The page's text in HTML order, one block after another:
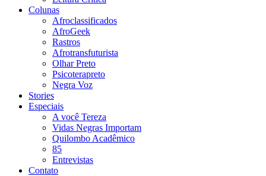
Colunas
Afroclassificados
AfroGeek
Rastros
Afrotransfuturista
Olhar Preto
Psicoterapreto
Negra Voz
Stories
Especiais
A você Tereza
Vidas Negras Importam
Quilombo Acadêmico
85
Entrevistas
Contato